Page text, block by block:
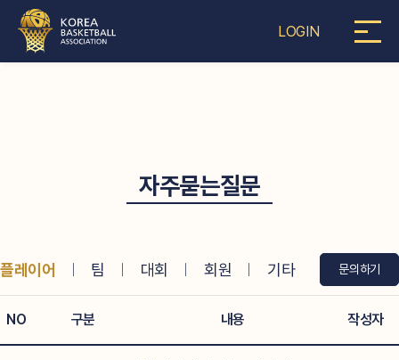
LOGIN
자주묻는질문
플레이어 팀 대회 회원 기타 문의하기
NO 구분 내용 작성자